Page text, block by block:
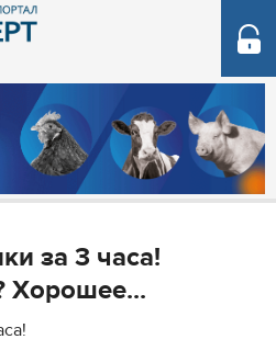
за 3 часа!
Хорошее...